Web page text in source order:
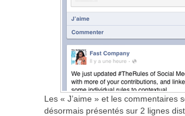
Les « J’aime » et les commentaires
désormais présentés sur 2 lignes